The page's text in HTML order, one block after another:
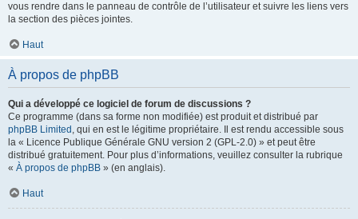
vous rendre dans le panneau de contrôle de l’utilisateur et suivre les liens vers
la section des pièces jointes.
Haut
À propos de phpBB
Qui a développé ce logiciel de forum de discussions ?
Ce programme (dans sa forme non modifiée) est produit et distribué par
phpBB Limited , qui en est le légitime propriétaire. Il est rendu accessible sous
la « Licence Publique Générale GNU version 2 (GPL-2.0) » et peut être
distribué gratuitement. Pour plus d’informations, veuillez consulter la rubrique
« À propos de phpBB » (en anglais).
Haut